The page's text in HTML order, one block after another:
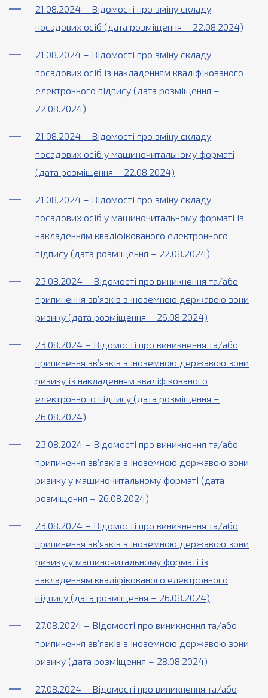
21.08.2024 – Відомості про зміну складу
посадових осіб (дата розміщення – 22.08.2024)
21.08.2024 – Відомості про зміну складу
посадових осіб із накладенням кваліфікованого
електронного підпису (дата розміщення –
22.08.2024)
21.08.2024 – Відомості про зміну складу
посадових осіб у машиночитальному форматі
(дата розміщення – 22.08.2024)
21.08.2024 – Відомості про зміну складу
посадових осіб у машиночитальному форматі із
накладенням кваліфікованого електронного
підпису (дата розміщення – 22.08.2024)
23.08.2024 – Відомості про виникнення та/або
припинення зв’язків з іноземною державою зони
ризику (дата розміщення – 26.08.2024)
23.08.2024 – Відомості про виникнення та/або
припинення зв’язків з іноземною державою зони
ризику із накладенням кваліфікованого
електронного підпису (дата розміщення –
26.08.2024)
23.08.2024 – Відомості про виникнення та/або
припинення зв’язків з іноземною державою зони
ризику у машиночитальному форматі (дата
розміщення – 26.08.2024)
23.08.2024 – Відомості про виникнення та/або
припинення зв’язків з іноземною державою зони
ризику у машиночитальному форматі із
накладенням кваліфікованого електронного
підпису (дата розміщення – 26.08.2024)
27.08.2024 – Відомості про виникнення та/або
припинення зв’язків з іноземною державою зони
ризику (дата розміщення – 28.08.2024)
27.08.2024 – Відомості про виникнення та/або